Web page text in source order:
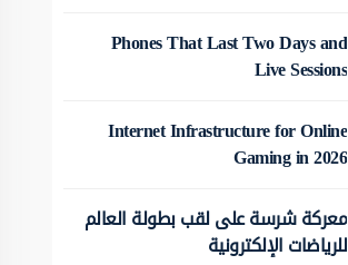
Phones That Last Two Days and
Live Sessions
Internet Infrastructure for Online
Gaming in 2026
معركة شرسة على لقب بطولة العالم
للرياضات الإلكترونية